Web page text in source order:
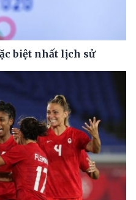
biệt nhất lịch sử